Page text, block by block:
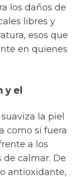
los daños de
libres y
esos que
en quienes
y el
la piel
como si fuera
a los
calmar. De
antioxidante,